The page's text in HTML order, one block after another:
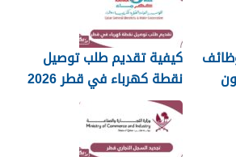
كيفية تقديم طلب توصيل
نقطة كهرباء في قطر 2026